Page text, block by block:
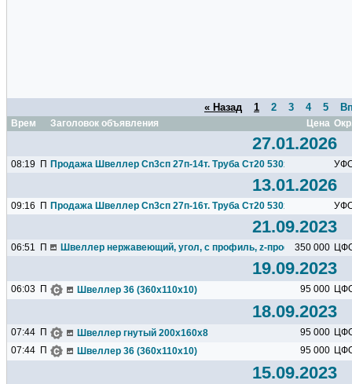
« Назад 1 2 3 4 5
Время Заголовок объявления Цена
27.01.2026
08:19 П Продажа Швеллер Cn3сп 27п-14т. Труба Ст20 530х9 - 7т.
13.01.2026
09:16 П Продажа Швеллер Cn3сп 27п-16т. Труба Ст20 530х9 - 7т.
21.09.2023
06:51 П Швеллер нержавеющий, угол, с профиль, z-профиль350 000
19.09.2023
06:03 П Швеллер 36 (360х110х10) 95 000
18.09.2023
07:44 П Швеллер гнутый 200х160х8 95 000
07:44 П Швеллер 36 (360х110х10) 95 000
15.09.2023